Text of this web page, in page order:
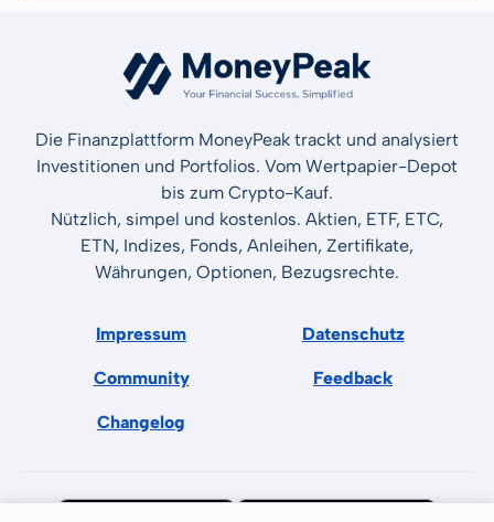
Die Finanzplattform MoneyPeak trackt und analysiert
Investitionen und Portfolios. Vom Wertpapier-Depot
bis zum Crypto-Kauf.
Nützlich, simpel und kostenlos. Aktien, ETF, ETC,
ETN, Indizes, Fonds, Anleihen, Zertifikate,
Währungen, Optionen, Bezugsrechte.
Impressum Datenschutz
Community Feedback
Changelog